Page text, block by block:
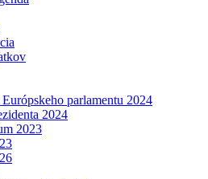
parlamentu 2024
2024
2023